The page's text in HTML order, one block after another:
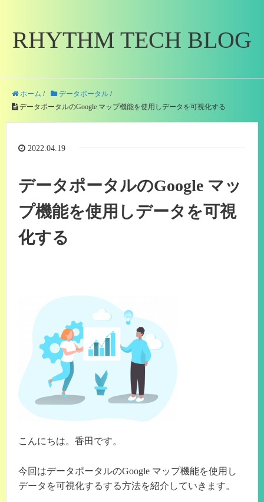
RHYTHM TECH BLOG
ホーム / データポータル /
データポータルのGoogle マップ機能を使用しデータを可視化する
2022.04.19
データポータルのGoogle マッ
プ機能を使用しデータを可視
化する
こんにちは。香田です。
今回はデータポータルのGoogle マップ機能を使用し
データを可視化するする方法を紹介していきます。